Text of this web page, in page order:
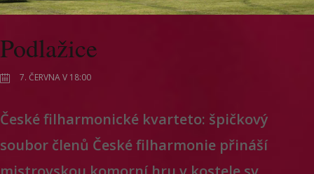
Podlažice
7. ČERVNA V 18:00
České filharmonické kvarteto: špičkový
soubor členů České filharmonie přináší